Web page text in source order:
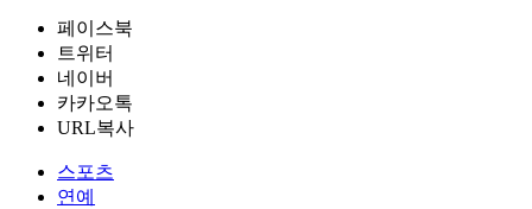
페이스북
트위터
네이버
카카오톡
URL복사
스포츠
연예